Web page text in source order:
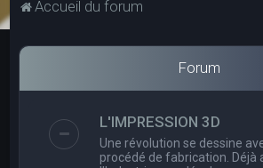
Accueil du forum
Forum
L'IMPRESSION 3D
Une révolution se dessine
procédé de fabrication. Déjà